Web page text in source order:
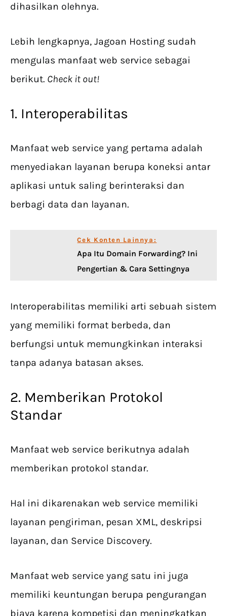
dihasilkan olehnya.
Lebih lengkapnya, Jagoan Hosting sudah
mengulas manfaat web service sebagai
berikut. Check it out!
1. Interoperabilitas
Manfaat web service yang pertama adalah
menyediakan layanan berupa koneksi antar
aplikasi untuk saling berinteraksi dan
berbagi data dan layanan.
Cek Konten Lainnya:
Apa Itu Domain Forwarding? Ini
Pengertian & Cara Settingnya
Interoperabilitas memiliki arti sebuah sistem
yang memiliki format berbeda, dan
berfungsi untuk memungkinkan interaksi
tanpa adanya batasan akses.
2. Memberikan Protokol
Standar
Manfaat web service berikutnya adalah
memberikan protokol standar.
Hal ini dikarenakan web service memiliki
layanan pengiriman, pesan XML, deskripsi
layanan, dan Service Discovery.
Manfaat web service yang satu ini juga
memiliki keuntungan berupa pengurangan
biaya karena kompetisi dan meningkatkan